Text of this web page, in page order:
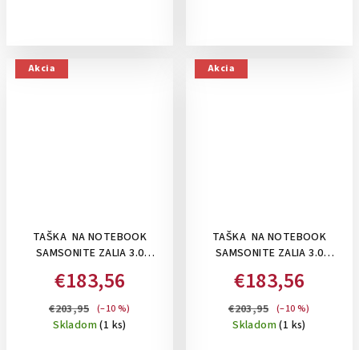
Akcia
TAŠKA NA NOTEBOOK
SAMSONITE ZALIA 3.0
DARK NAVY
€183,56
€203,95 (–10 %)
Skladom(1 ks)
Akcia
TAŠKA NA NOTEBOOK
SAMSONITE ZALIA 3.0
BLACK
€183,56
€203,95 (–10 %)
Skladom(1 ks)